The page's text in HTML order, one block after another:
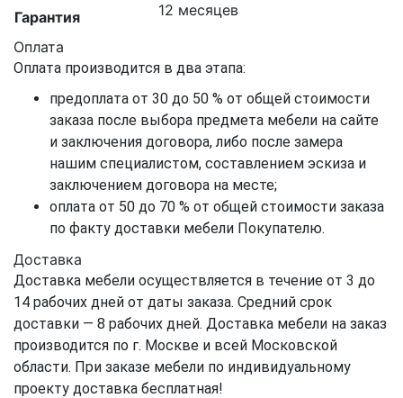
Гарантия 12 месяцев
Оплата
Оплата производится в два этапа:
предоплата от 30 до 50 % от общей стоимости
заказа после выбора предмета мебели на сайте
и заключения договора, либо после замера
нашим специалистом, составлением эскиза и
заключением договора на месте;
оплата от 50 до 70 % от общей стоимости заказа
по факту доставки мебели Покупателю.
Доставка
Доставка мебели осуществляется в течение от 3 до
14 рабочих дней от даты заказа. Средний срок
доставки — 8 рабочих дней. Доставка мебели на заказ
производится по г. Москве и всей Московской
области. При заказе мебели по индивидуальному
проекту доставка бесплатная!